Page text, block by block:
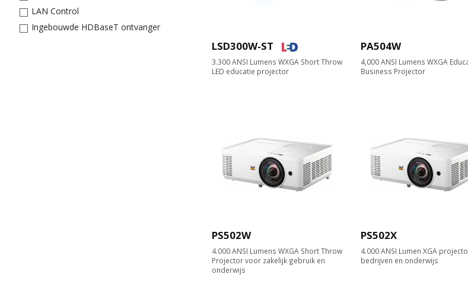
LAN Control
Ingebouwde HDBaseT ontvanger
LSD300W-ST
3.300 ANSI Lumens WXGA Short Throw
LED educatie projector
PA504W
4,000 ANSI Lumens WXGA
Business​ Projector​
PS502W
4.000 ANSI Lumens WXGA Short Throw
Projector voor zakelijk gebruik en
onderwijs
PS502X
4.000 ANSI Lumen XGA
bedrijven en onderwijs